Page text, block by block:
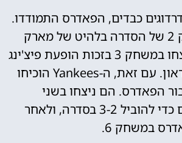
כבדים, הפאדרס התמודדו.
הם ניצחו במשחק 2 של הסדרה בלהיט של מארק
סוויני, והם גם ניצחו במשחק 3 בזכות הופעת פיצ'ינג
חזקה של קווין בראון. עם זאת, ה-Yankees הוכיחו
הפאדרס. הם ניצחו בשני
המשחקים הבאים כדי להוביל 3-2 בסדרה, ולאחר
במשחק 6.